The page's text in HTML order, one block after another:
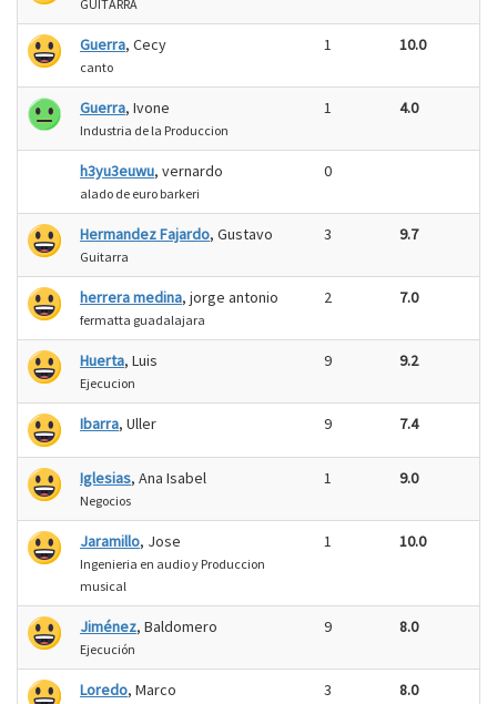
GUITARRA
Guerra, Cecy
canto
1 10.0
Guerra, Ivone
Industria de la Produccion
1 4.0
h3yu3euwu, vernardo
alado de euro barkeri
0
Hermandez Fajardo, Gustavo
Guitarra
3 9.7
herrera medina, jorge antonio
fermatta guadalajara
2 7.0
Huerta, Luis
Ejecucion
9 9.2
Ibarra, Uller 9 7.4
Iglesias, Ana Isabel
Negocios
1 9.0
Jaramillo, Jose
Ingenieria en audio y Produccion
musical
1 10.0
Jiménez, Baldomero
Ejecución
9 8.0
Loredo, Marco 3 8.0